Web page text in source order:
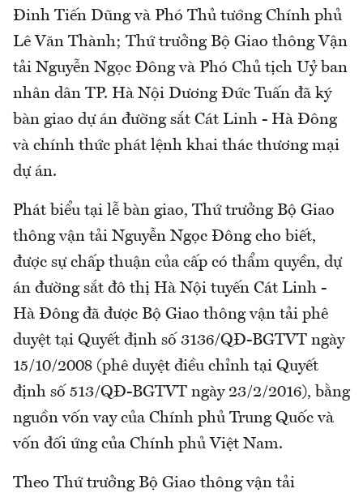
Đinh Tiến Dũng và Phó Thủ tướng Chính phủ
Lê Văn Thành; Thứ trưởng Bộ Giao thông Vận
tải Nguyễn Ngọc Đông và Phó Chủ tịch Uỷ ban
nhân dân TP. Hà Nội Dương Đức Tuấn đã ký
bàn giao dự án đường sắt Cát Linh - Hà Đông
và chính thức phát lệnh khai thác thương mại
dự án.
Phát biểu tại lễ bàn giao, Thứ trưởng Bộ Giao
thông vận tải Nguyễn Ngọc Đông cho biết,
được sự chấp thuận của cấp có thẩm quyền, dự
án đường sắt đô thị Hà Nội tuyến Cát Linh -
Hà Đông đã được Bộ Giao thông vận tải phê
duyệt tại Quyết định số 3136/QĐ-BGTVT ngày
15/10/2008 (phê duyệt điều chỉnh tại Quyết
định số 513/QĐ-BGTVT ngày 23/2/2016), bằng
nguồn vốn vay của Chính phủ Trung Quốc và
vốn đối ứng của Chính phủ Việt Nam.
Theo Thứ trưởng Bộ Giao thông vận tải